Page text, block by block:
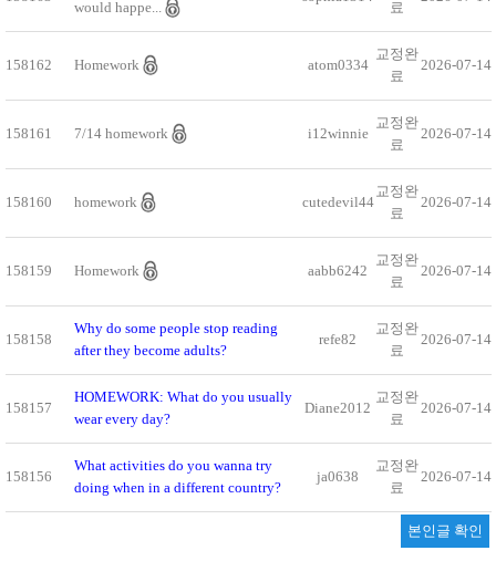
would happe...
료
158162 Homework atom0334
교정완
료
2026-07-14
158161 7/14 homework i12winnie
교정완
료
2026-07-14
158160 homework cutedevil44
교정완
료
2026-07-14
158159 Homework aabb6242
교정완
료
2026-07-14
158158
Why do some people stop reading
after they become adults?
refe82
교정완
료
2026-07-14
158157
HOMEWORK: What do you usually
wear every day?
Diane2012
교정완
료
2026-07-14
158156
What activities do you wanna try
doing when in a different country?
ja0638
교정완
료
2026-07-14
본인글 확인